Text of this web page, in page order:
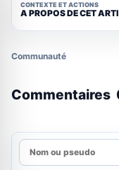
CONTEXTE ET ACTIONS
A PROPOS DE CET
Communauté
Commentaires